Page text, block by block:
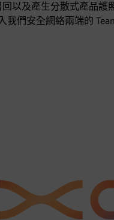
以及產生分散式產品護
我們安全網絡兩端的